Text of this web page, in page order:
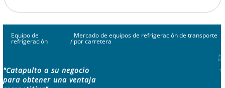
Equipo de
refrigeración /
Mercado de equipos de refrigeración de transporte
por carretera
"Catapulto a su negocio
para obtener una ventaja